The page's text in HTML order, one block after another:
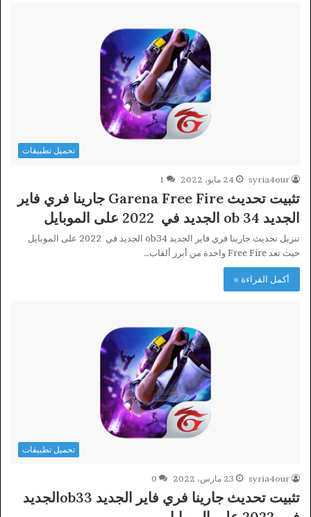
تحميل تطبيقات
syria4our 24 مايو، 2022 1
تثبيت تحديث Garena Free Fire جارينا فري فاير
الجديد ob 34 الجديد في 2022 على الموبايل
تنزيل تحديث جارينا فري فاير الجديد ob34 الجديد في 2022 على الموبايل
حيث تعد Free Fire واحدة من أبرز ألقاب…
أكمل القراءة »
تحميل تطبيقات
syria4our 23 مارس، 2022 0
تثبيت تحديث جارينا فري فاير الجديد ob33الجديد